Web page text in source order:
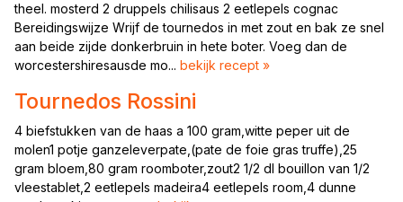
theel. mosterd 2 druppels chilisaus 2 eetlepels cognac
Bereidingswijze Wrijf de tournedos in met zout en bak ze snel
aan beide zijde donkerbruin in hete boter. Voeg dan de
worcestershiresausde mo... bekijk recept »
Tournedos Rossini
4 biefstukken van de haas a 100 gram,witte peper uit de
molen1 potje ganzeleverpate,(pate de foie gras truffe),25
gram bloem,80 gram roomboter,zout2 1/2 dl bouillon van 1/2
vleestablet,2 eetlepels madeira4 eetlepels room,4 dunne